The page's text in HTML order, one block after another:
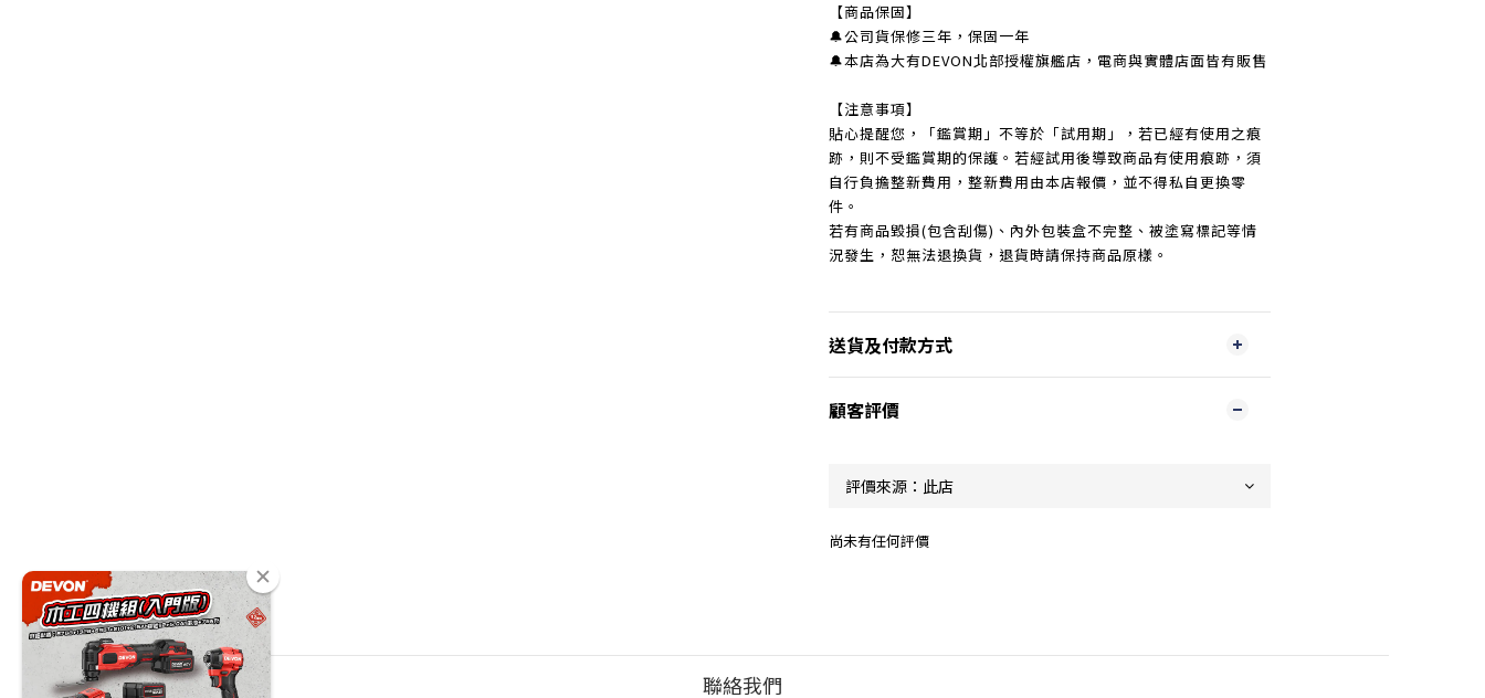
【商品保固】
🔔公司貨保修三年，保固一年
🔔本店為大有DEVON北部授權旗艦店，電商與實體店面皆有販售
【注意事項】
貼心提醒您，「鑑賞期」不等於「試用期」，若已經有使用之痕
跡，則不受鑑賞期的保護。若經試用後導致商品有使用痕跡，須
自行負擔整新費用，整新費用由本店報價，並不得私自更換零
件。
若有商品毀損(包含刮傷)、內外包裝盒不完整、被塗寫標記等情
況發生，恕無法退換貨，退貨時請保持商品原樣。
送貨及付款方式
顧客評價
尚未有任何評價
聯絡我們